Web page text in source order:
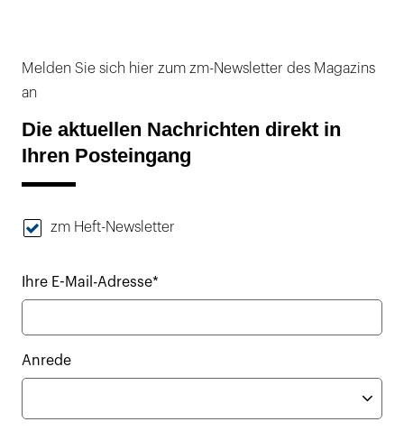
Melden Sie sich hier zum zm-Newsletter des Magazins
an
Die aktuellen Nachrichten direkt in
Ihren Posteingang
zm Heft-Newsletter
Ihre E-Mail-Adresse*
Anrede